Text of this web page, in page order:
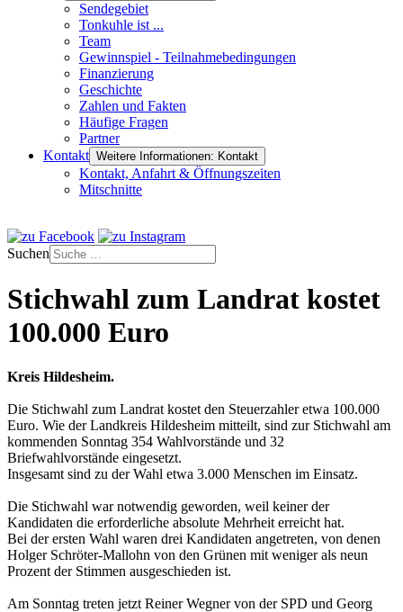
Sendegebiet
Tonkuhle ist ...
Team
Gewinnspiel - Teilnahmebedingungen
Finanzierung
Geschichte
Zahlen und Fakten
Häufige Fragen
Partner
Kontakt Weitere Informationen: Kontakt
Kontakt, Anfahrt & Öffnungszeiten
Mitschnitte
Suchen
Stichwahl zum Landrat kostet
100.000 Euro
Kreis Hildesheim.
Die Stichwahl zum Landrat kostet den Steuerzahler etwa 100.000
Euro. Wie der Landkreis Hildesheim mitteilt, sind zur Stichwahl am
kommenden Sonntag 354 Wahlvorstände und 32
Briefwahlvorstände eingesetzt.
Insgesamt sind zu der Wahl etwa 3.000 Menschen im Einsatz.
Die Stichwahl war notwendig geworden, weil keiner der
Kandidaten die erforderliche absolute Mehrheit erreicht hat.
Bei der ersten Wahl waren drei Kandidaten angetreten, von denen
Holger Schröter-Mallohn von den Grünen mit weniger als neun
Prozent der Stimmen ausgeschieden ist.
Am Sonntag treten jetzt Reiner Wegner von der SPD und Georg